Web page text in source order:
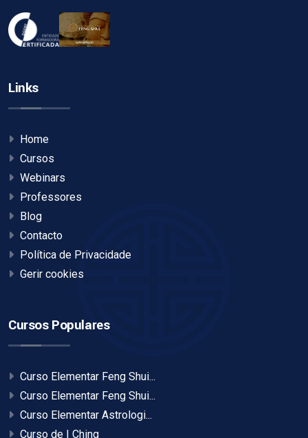
Links
Home
Cursos
Webinars
Professores
Blog
Contacto
Política de Privacidade
Gerir cookies
Cursos Populares
Curso Elementar Feng Shui...
Curso Elementar Feng Shui...
Curso Elementar Astrologi...
Curso de I Ching